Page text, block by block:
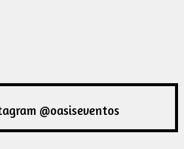
@oasiseventos